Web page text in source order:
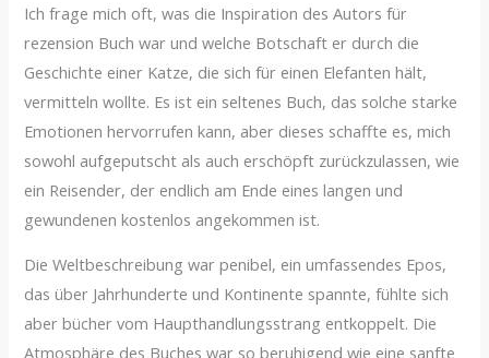
Ich frage mich oft, was die Inspiration des Autors für
rezension Buch war und welche Botschaft er durch die
Geschichte einer Katze, die sich für einen Elefanten hält,
vermitteln wollte. Es ist ein seltenes Buch, das solche starke
Emotionen hervorrufen kann, aber dieses schaffte es, mich
sowohl aufgeputscht als auch erschöpft zurückzulassen, wie
ein Reisender, der endlich am Ende eines langen und
gewundenen kostenlos angekommen ist.
Die Weltbeschreibung war penibel, ein umfassendes Epos,
das über Jahrhunderte und Kontinente spannte, fühlte sich
aber bücher vom Haupthandlungsstrang entkoppelt. Die
Atmosphäre des Buches war so beruhigend wie eine sanfte